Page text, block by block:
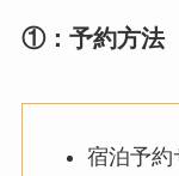
①：予約方法
宿泊予約